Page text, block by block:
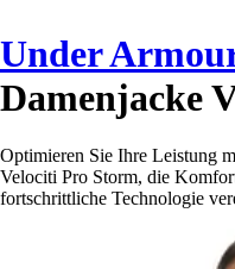
Under
Damenjacke
Optimieren Sie Ihre Leistung
Velociti Pro Storm, die
fortschrittliche Technologie